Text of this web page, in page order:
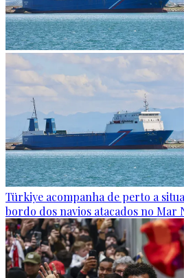
Türkiye acompanha de perto a
bordo dos navios atacados no Mar